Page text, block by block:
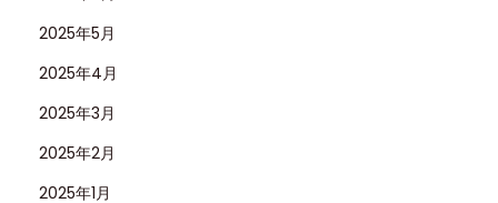
2025年5月
2025年4月
2025年3月
2025年2月
2025年1月